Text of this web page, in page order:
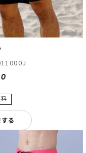
プリ
リで！
る